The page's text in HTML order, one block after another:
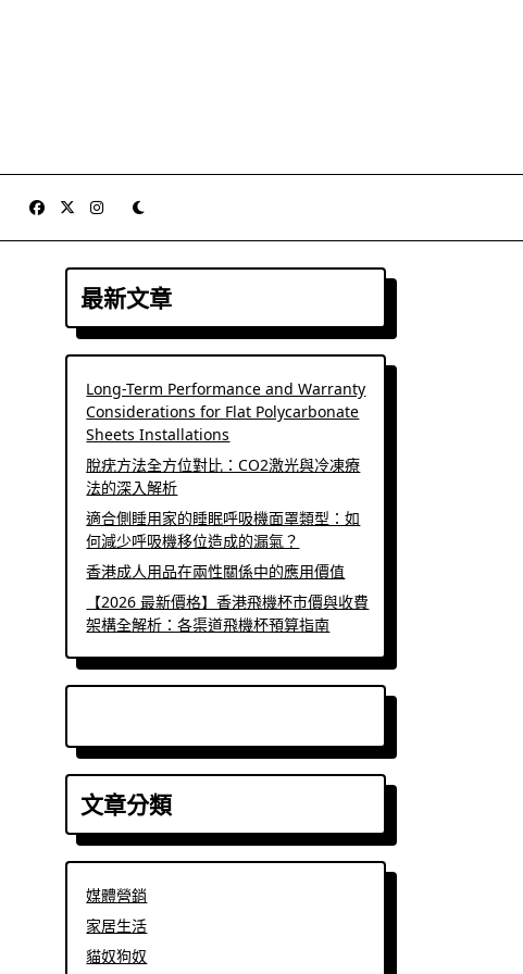
最新文章
Long-Term Performance and Warranty
Considerations for Flat Polycarbonate
Sheets Installations
脫疣方法全方位對比：CO2激光與冷凍療
法的深入解析
適合側睡用家的睡眠呼吸機面罩類型：如
何減少呼吸機移位造成的漏氣？
香港成人用品在兩性關係中的應用價值
【2026 最新價格】香港飛機杯市價與收費
架構全解析：各渠道飛機杯預算指南
文章分類
媒體營銷
家居生活
貓奴狗奴